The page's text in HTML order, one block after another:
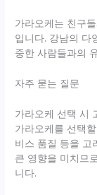
가라오케는 친구
입니다. 강남의 다
중한 사람들과의
자주 묻는 질문
가라오케 선택 시
가라오케를 선택
비스 품질 등을 고
큰 영향을 미치므
니다.